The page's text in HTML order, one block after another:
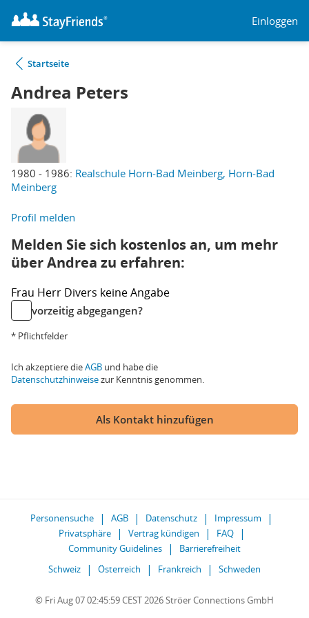
Einloggen
Startseite
Andrea Peters
1980 - 1986: Realschule Horn-Bad Meinberg, Horn-Bad
Meinberg
Profil melden
Melden Sie sich kostenlos an, um mehr
über Andrea zu erfahren:
Frau Herr Divers keine Angabe
vorzeitig abgegangen?
* Pflichtfelder
Ich akzeptiere dieAGB und habe die
Datenschutzhinweisezur Kenntnis genommen.
Als Kontakt hinzufügen
Personensuche AGB Datenschutz
Impressum
Privatsphäre
Vertrag kündigen
FAQ
Community Guidelines
Barrierefreiheit
Schweiz
Österreich Frankreich Schweden
© Fri Aug 07 02:45:59 CEST 2026 Ströer Connections GmbH